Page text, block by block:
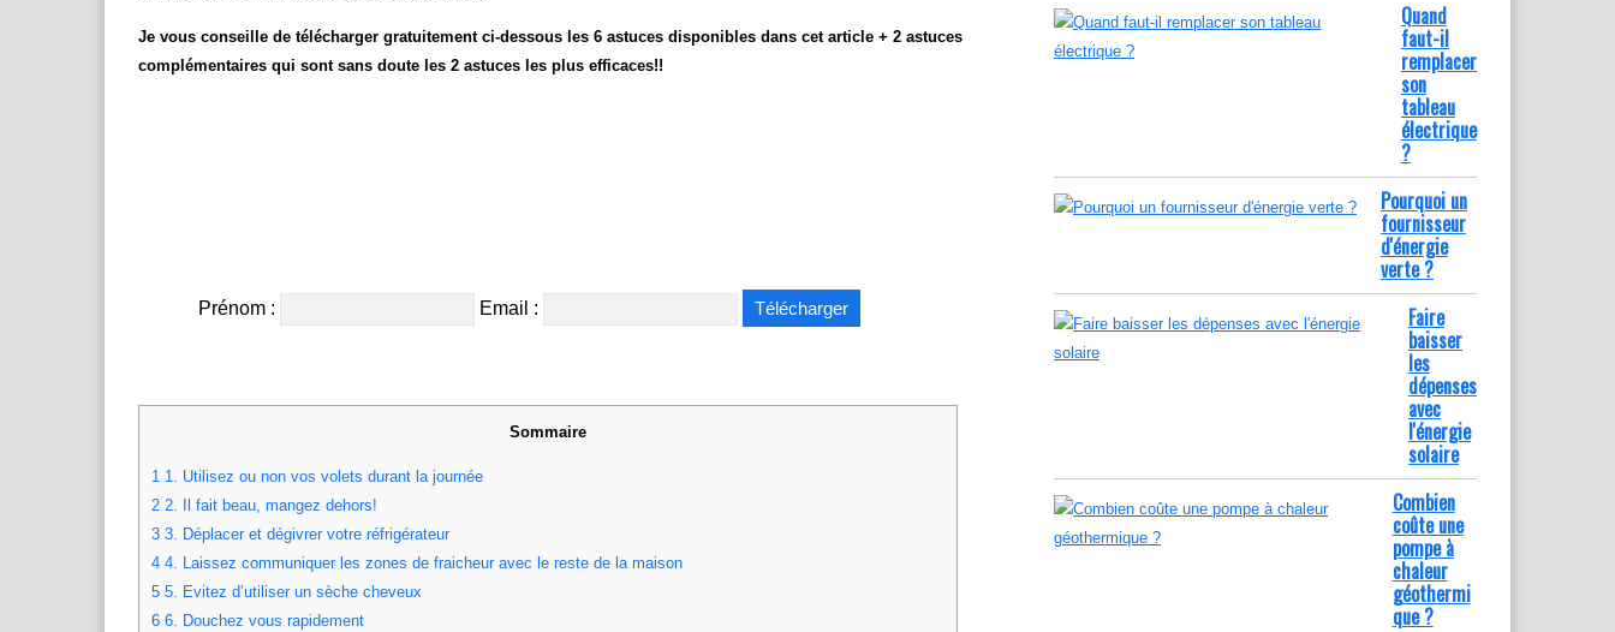
Je vous conseille de télécharger gratuitement ci-dessous les 6 astuces disponibles dans cet article + 2 astuces
complémentaires qui sont sans doute les 2 astuces les plus efficaces!!
Prénom : Email :
Sommaire
1 1. Utilisez ou non vos volets durant la journée
2 2. Il fait beau, mangez dehors!
3 3. Déplacer et dégivrer votre réfrigérateur
4 4. Laissez communiquer les zones de fraicheur avec le reste de la maison
5 5. Evitez d’utiliser un sèche cheveux
6 6. Douchez vous rapidement
Quand
faut-il
remplacer
son
tableau
électrique
?
Pourquoi un
fournisseur
d'énergie
verte ?
Faire
baisser
les
dépenses
avec
l'énergie
solaire
Combien
coûte une
pompe à
chaleur
géothermi
que ?